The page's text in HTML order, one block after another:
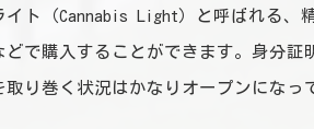
イト（Cannabis Light）と呼ばれる、
どで購入することができます。身分
り巻く状況はかなりオープンになっ